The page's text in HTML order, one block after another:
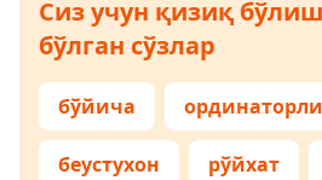
Сиз учун қизиқ
бўлган сўзлар
бўйича
беустухон рўйхат